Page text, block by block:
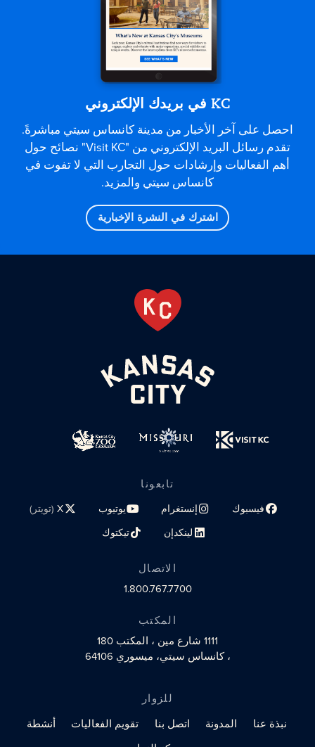
KC في بريدك الإلكتروني
احصل على آخر الأخبار من مدينة كانساس سيتي مباشرةً.
تقدم رسائل البريد الإلكتروني من "Visit KC" نصائح حول
أهم الفعاليات وإرشادات حول التجارب التي لا تفوت في
كانساس سيتي والمزيد.
اشترك في النشرة الإخبارية
تابعونا
فيسبوك
رابط الملف الشخصي على مواقع التواصل الاجتماعي
إنستغرام
رابط الملف الشخصي على مواقع التواصل الاجتماعي
يوتيوب
رابط الملف الشخصي على مواقع
X (تويتر)
رابط الملف
لينكدإن
رابط الملف الشخصي على مواقع التواصل الاجتماعي
تيكتوك
رابط الملف الشخصي على مواقع
الاتصال
1.800.767.7700
المكتب
1111 شارع مين
، المكتب 180
، كانساس سيتي، ميسوري 64106
للزوار
نبذة عنا
المدونة اتصل بنا تقويم الفعاليات
أنشطة